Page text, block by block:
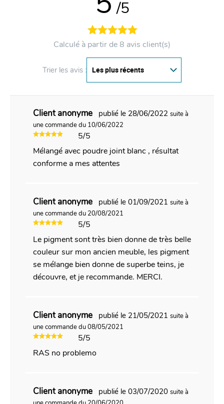
/5
Calculé à partir de 8 avis client(s)
Trier les avis :
Client anonyme publié le 28/06/2022 suite à
une commande du 10/06/2022
5/5
Mélangé avec poudre joint blanc , résultat
conforme a mes attentes
Client anonyme publié le 01/09/2021 suite à
une commande du 20/08/2021
5/5
Le pigment sont très bien donne de très belle
couleur sur mon ancien meuble, les pigment
se mélange bien donne de superbe teins, je
découvre, et je recommande. MERCI.
Client anonyme publié le 21/05/2021 suite à
une commande du 08/05/2021
5/5
RAS no problemo
Client anonyme publié le 03/07/2020 suite à